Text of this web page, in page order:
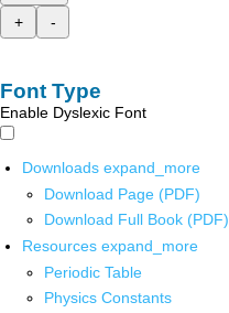
+
-
Font Type
Enable Dyslexic Font
Downloads expand_more
Download Page (PDF)
Download Full Book (PDF)
Resources expand_more
Periodic Table
Physics Constants